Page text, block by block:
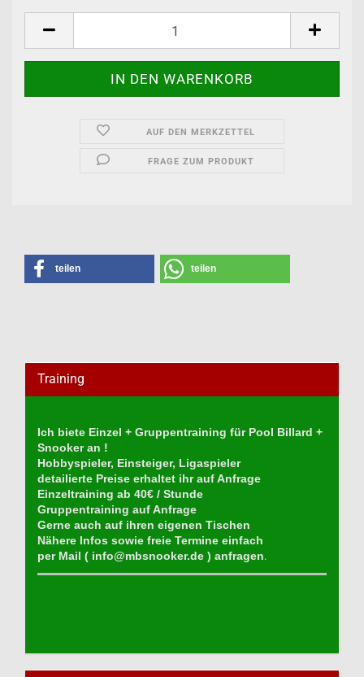
AUF DEN MERKZETTEL
FRAGE ZUM PRODUKT
teilen teilen
Training
Ich biete Einzel + Gruppentraining für Pool Billard +
Snooker an !
Hobbyspieler, Einsteiger, Ligaspieler
detailierte Preise erhaltet ihr auf Anfrage
Einzeltraining ab 40€ / Stunde
Gruppentraining auf Anfrage
Gerne auch auf ihren eigenen Tischen
Nähere Infos sowie freie Termine einfach
per Mail ( info@mbsnooker.de ) anfragen.